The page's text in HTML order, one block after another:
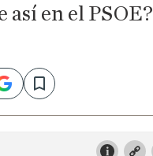
así en el PSOE?
Save